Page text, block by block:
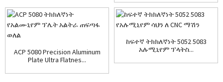
ACP 5080 Precision Aluminum
Plate Ultra Flatnes...
ከፍተኛ ትክክለኛነት 5052 5083
አሉሚኒየም ፕላትስ...